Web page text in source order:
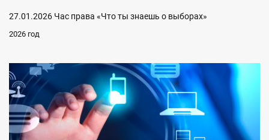
27.01.2026 Час права «Что ты знаешь о выборах»
2026 год